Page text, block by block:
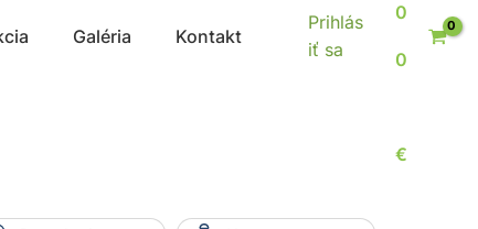
Galéria Kontakt
Prihlás
iť sa
0
0
€